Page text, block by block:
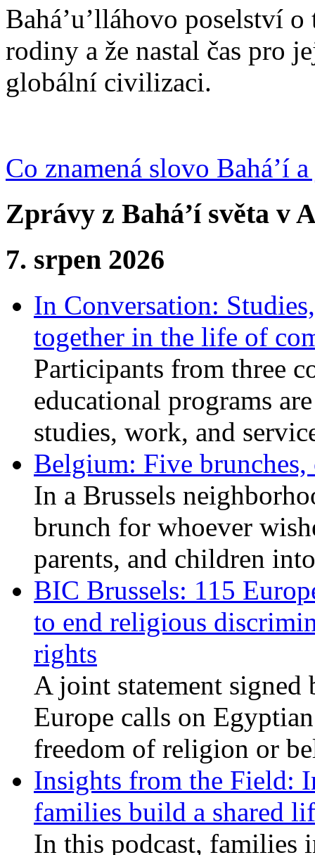
Bahá’u’lláhovo poselství
rodiny a že nastal čas pro
globální civilizaci.
Co znamená slovo Bahá’í
Zprávy z Bahá’í světa v
7. srpen 2026
In Conversation:
together in the life of
Participants from three
educational programs
studies, work, and
Belgium: Five
In a Brussels
brunch for whoever
parents, and children
BIC Brussels: 115
to end religious
rights
A joint statement signed
Europe calls on
freedom of religion or
Insights from the Field:
families build a shared
In this podcast, families